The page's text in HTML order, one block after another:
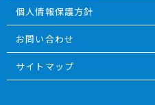
個人情報保護方針
お問い合わせ
サイトマップ